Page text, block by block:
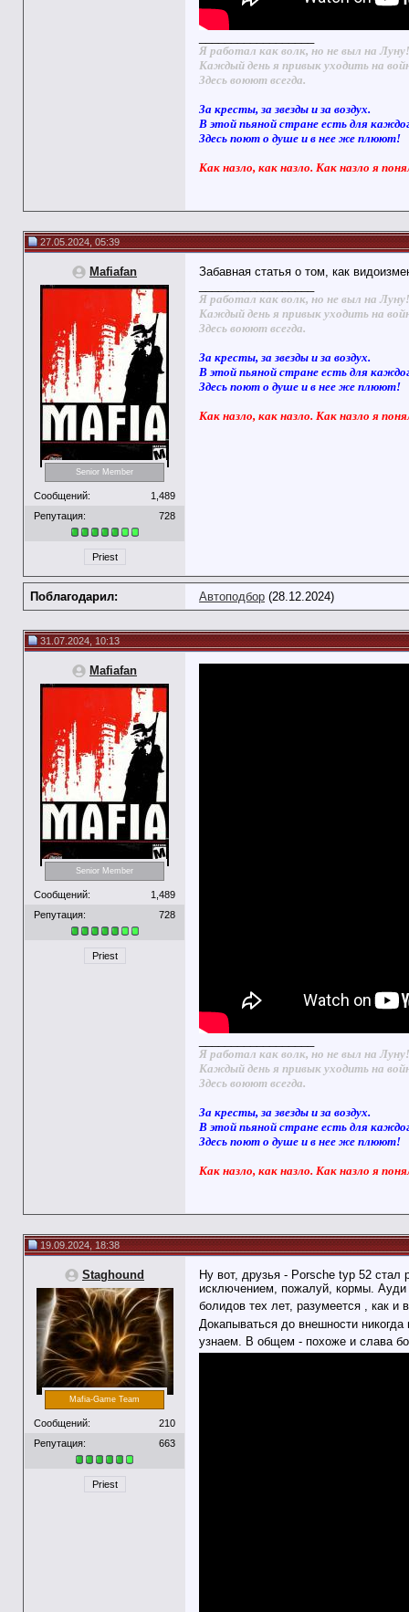
Я работал как волк, но не выл на Луну!
Каждый день я привык уходить на
Здесь воюют всегда.
За кресты, за звезды и за воздух.
В этой пьяной стране есть для
Здесь поют о душе и в нее же плюют!
Как назло, как назло. Как назло я
27.05.2024, 05:39
Mafiafan
Senior Member
Сообщений:
1,489
Репутация:
728
Priest
Забавная статья о том, как
Я работал как волк, но не выл на Луну!
Каждый день я привык уходить на
Здесь воюют всегда.
За кресты, за звезды и за воздух.
В этой пьяной стране есть для
Здесь поют о душе и в нее же плюют!
Как назло, как назло. Как назло я
Поблагодарил: Автоподбор (28.12.2024)
31.07.2024, 10:13
Mafiafan
Senior Member
Сообщений:
1,489
Репутация:
728
Priest
Я работал как волк, но не выл на Луну!
Каждый день я привык уходить на
Здесь воюют всегда.
За кресты, за звезды и за воздух.
В этой пьяной стране есть для
Здесь поют о душе и в нее же плюют!
Как назло, как назло. Как назло я
19.09.2024, 18:38
Staghound
Mafia-Game Team
Сообщений:
210
Репутация:
663
Priest
Ну вот, друзья - Porsche typ 52
исключением, пожалуй, кормы. Ауди
болидов тех лет, разумеется , как
Докапываться до внешности
узнаем. В общем - похоже и слава